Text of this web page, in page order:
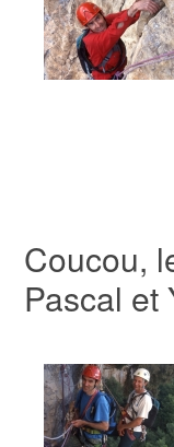
Coucou,
Pascal et